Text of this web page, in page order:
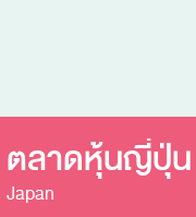
ตลาดหุ้นญี่ปุ่น
Japan